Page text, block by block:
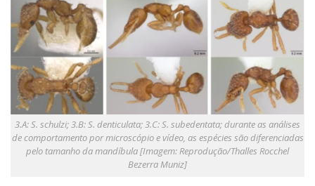
3.A: S. schulzi; 3.B: S. denticulata; 3.C: S. subedentata; durante as análises
de comportamento por microscópio e vídeo, as espécies são diferenciadas
pelo tamanho da mandíbula [Imagem: Reprodução/Thalles Rocchel
Bezerra Muniz]